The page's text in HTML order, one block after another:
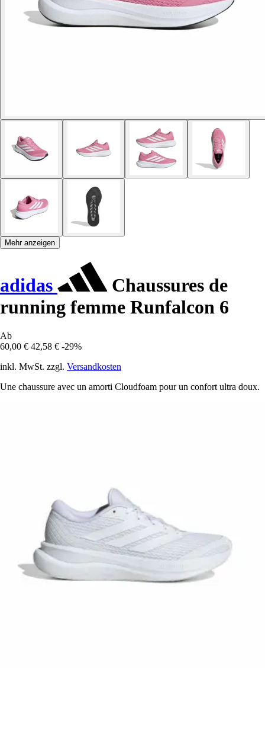
Mehr anzeigen
adidas
Chaussures de
running femme Runfalcon 6
Ab
60,00 € 42,58 € -29%
inkl. MwSt. zzgl. Versandkosten
Une chaussure avec un amorti Cloudfoam pour un confort ultra doux.